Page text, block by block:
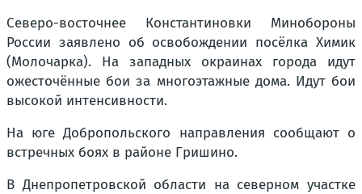
Северо-восточнее Константиновки Минобороны
России заявлено об освобождении посёлка Химик
(Молочарка). На западных окраинах города идут
ожесточённые бои за многоэтажные дома. Идут бои
высокой интенсивности.
На юге Добропольского направления сообщают о
встречных боях в районе Гришино.
В Днепропетровской области на северном участке